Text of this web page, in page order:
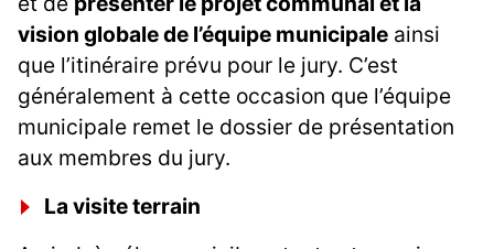
vision globale de l’équipe municipale ainsi
que l’itinéraire prévu pour le jury. C’est
généralement à cette occasion que l’équipe
municipale remet le dossier de présentation
aux membres du jury.
La visite terrain